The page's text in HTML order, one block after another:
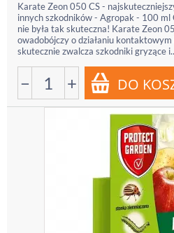
Karate Zeon 050 CS -
innych szkodników - Agropak - 100 ml
nie była tak skuteczna! Karate Zeon
owadobójczy o działaniu
skutecznie zwalcza szkodniki gryzące
− +